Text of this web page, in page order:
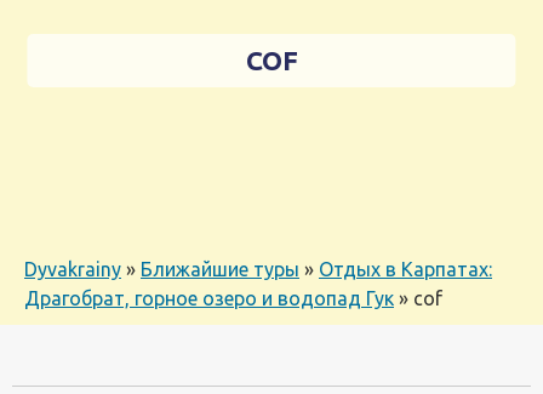
COF
Dyvakrainy » Ближайшие туры » Отдых в Карпатах:
Драгобрат, горное озеро и водопад Гук » cof